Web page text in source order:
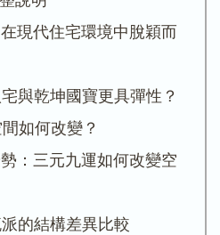
現代住宅環境中脫穎而
與乾坤國寶更具彈性？
如何改變？
：三元九運如何改變空
的結構差異比較